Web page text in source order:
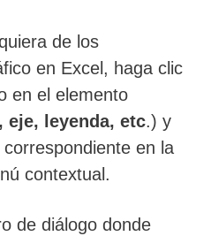
de los
en Excel, haga clic
en el elemento
eje, leyenda, etc.) y
en la
contextual.
de diálogo donde